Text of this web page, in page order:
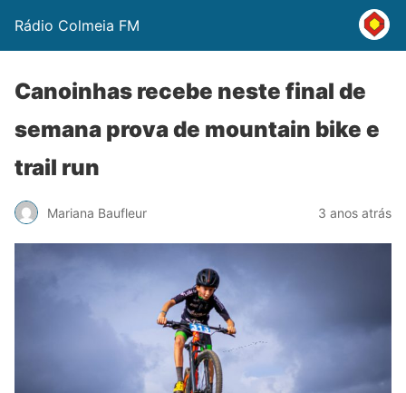
Rádio Colmeia FM
Canoinhas recebe neste final de
semana prova de mountain bike e
trail run
Mariana Baufleur 3 anos atrás